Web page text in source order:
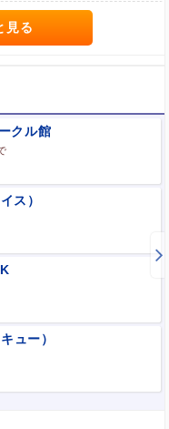
見る
クル館
ス）
ュー）